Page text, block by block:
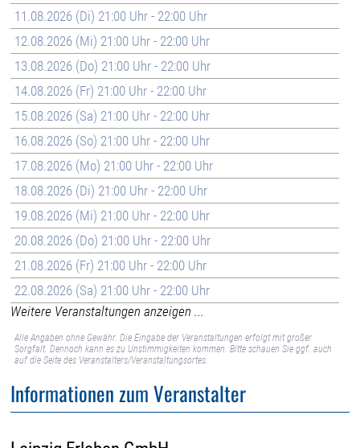
11.08.2026 (Di) 21:00 Uhr - 22:00 Uhr
12.08.2026 (Mi) 21:00 Uhr - 22:00 Uhr
13.08.2026 (Do) 21:00 Uhr - 22:00 Uhr
14.08.2026 (Fr) 21:00 Uhr - 22:00 Uhr
15.08.2026 (Sa) 21:00 Uhr - 22:00 Uhr
16.08.2026 (So) 21:00 Uhr - 22:00 Uhr
17.08.2026 (Mo) 21:00 Uhr - 22:00 Uhr
18.08.2026 (Di) 21:00 Uhr - 22:00 Uhr
19.08.2026 (Mi) 21:00 Uhr - 22:00 Uhr
20.08.2026 (Do) 21:00 Uhr - 22:00 Uhr
21.08.2026 (Fr) 21:00 Uhr - 22:00 Uhr
22.08.2026 (Sa) 21:00 Uhr - 22:00 Uhr
Weitere Veranstaltungen anzeigen ...
Alle Angaben ohne Gewähr. Die Eingabe der Veranstaltungen erfolgt mit großer
Sorgfalt. Dennoch kann es zu Unstimmigkeiten kommen. Bitte schauen Sie ggf. auch
auf die Seite des Veranstalters/Veranstaltungsortes.
Informationen zum Veranstalter